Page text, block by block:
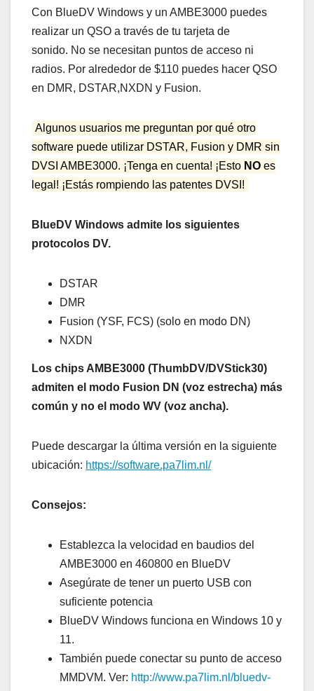
Con BlueDV Windows y un AMBE3000 puedes
realizar un QSO a través de tu tarjeta de
sonido. No se necesitan puntos de acceso ni
radios. Por alrededor de $110 puedes hacer QSO
en DMR, DSTAR,NXDN y Fusion.
Algunos usuarios me preguntan por qué otro
software puede utilizar DSTAR, Fusion y DMR sin
DVSI AMBE3000. ¡Tenga en cuenta! ¡Esto NO es
legal! ¡Estás rompiendo las patentes DVSI!
BlueDV Windows admite los siguientes
protocolos DV.
DSTAR
DMR
Fusion (YSF, FCS) (solo en modo DN)
NXDN
Los chips AMBE3000 (ThumbDV/DVStick30)
admiten el modo Fusion DN (voz estrecha) más
común y no el modo WV (voz ancha).
Puede descargar la última versión en la siguiente
ubicación: https://software.pa7lim.nl/
Consejos:
Establezca la velocidad en baudios del
AMBE3000 en 460800 en BlueDV
Asegúrate de tener un puerto USB con
suficiente potencia
BlueDV Windows funciona en Windows 10 y
11.
También puede conectar su punto de acceso
MMDVM. Ver: http://www.pa7lim.nl/bluedv-